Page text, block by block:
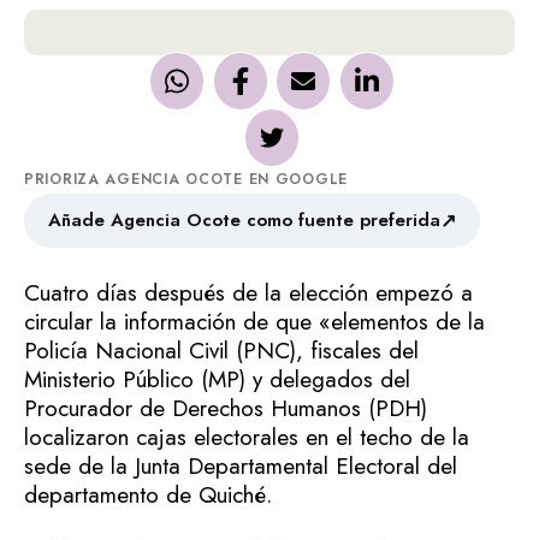
PRIORIZA AGENCIA OCOTE EN GOOGLE
Añade Agencia Ocote como fuente preferida↗
Cuatro días después de la elección empezó a
circular la información de que «elementos de la
Policía Nacional Civil (PNC), fiscales del
Ministerio Público (MP) y delegados del
Procurador de Derechos Humanos (PDH)
localizaron cajas electorales en el techo de la
sede de la Junta Departamental Electoral del
departamento de Quiché.